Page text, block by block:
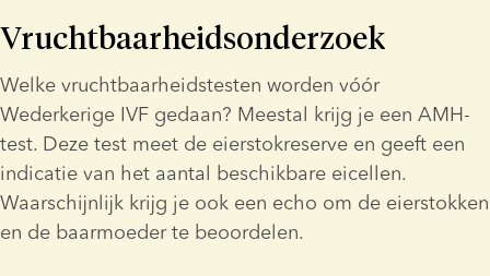
Vruchtbaarheidsonderzoek
Welke vruchtbaarheidstesten worden vóór
Wederkerige IVF gedaan? Meestal krijg je een AMH-
test. Deze test meet de eierstokreserve en geeft een
indicatie van het aantal beschikbare eicellen.
Waarschijnlijk krijg je ook een echo om de eierstokken
en de baarmoeder te beoordelen.